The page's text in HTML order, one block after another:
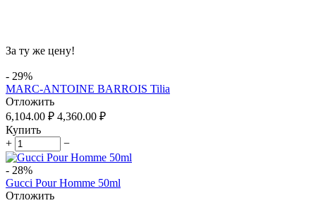
За ту же цену!
- 29%
MARC-ANTOINE BARROIS Tilia
Отложить
6,104.00 ₽ 4,360.00 ₽
Купить
+
−
- 28%
Gucci Pour Homme 50ml
Отложить